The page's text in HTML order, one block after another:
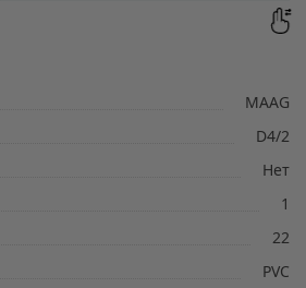
MAAG
D4/2
Нет
1
22
PVC